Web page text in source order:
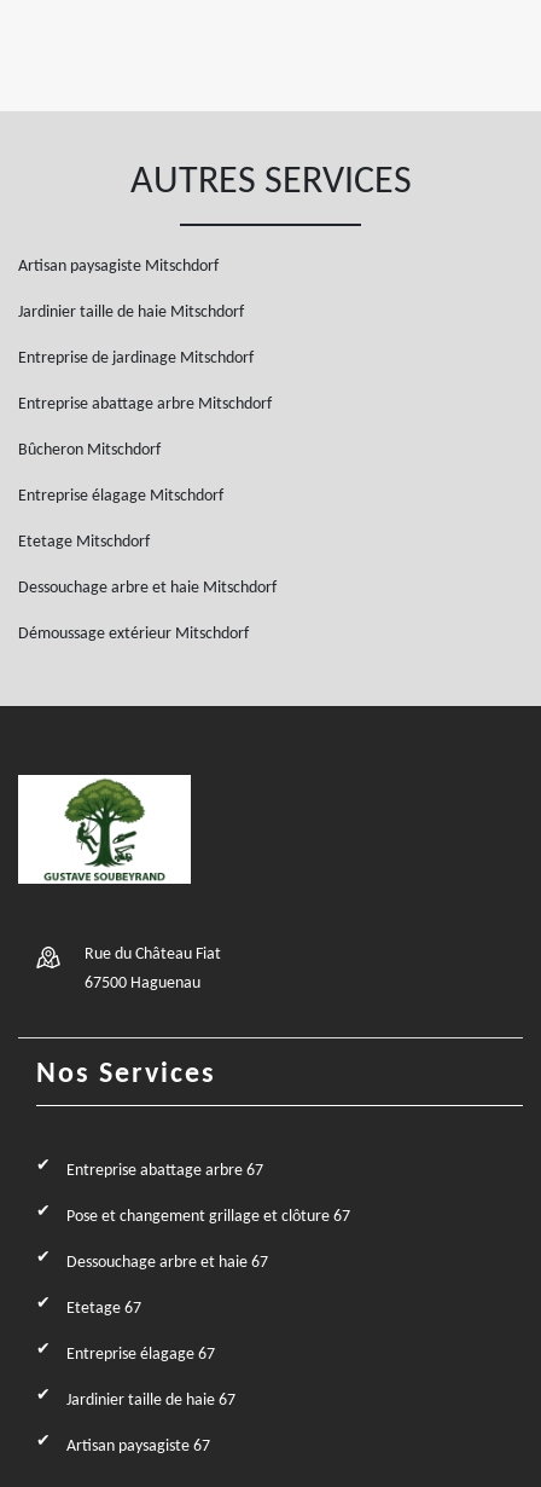
AUTRES SERVICES
Artisan paysagiste Mitschdorf
Jardinier taille de haie Mitschdorf
Entreprise de jardinage Mitschdorf
Entreprise abattage arbre Mitschdorf
Bûcheron Mitschdorf
Entreprise élagage Mitschdorf
Etetage Mitschdorf
Dessouchage arbre et haie Mitschdorf
Démoussage extérieur Mitschdorf
Rue du Château Fiat
67500 Haguenau
Nos Services
Entreprise abattage arbre 67
Pose et changement grillage et clôture 67
Dessouchage arbre et haie 67
Etetage 67
Entreprise élagage 67
Jardinier taille de haie 67
Artisan paysagiste 67